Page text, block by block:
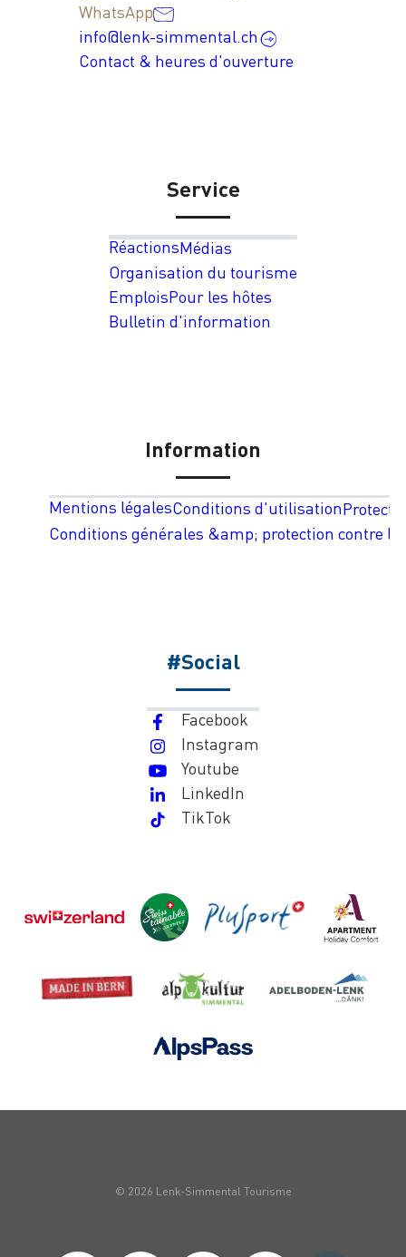
WhatsApp
info@lenk-simmental.ch
Contact & heures d'ouverture
Service
RéactionsMédias
Organisation du tourisme
EmploisPour les hôtes
Bulletin d'information
Information
Mentions légalesConditions d'utilisation
Conditions générales &amp; protection contre
#Social
Facebook
Instagram
Youtube
LinkedIn
TikTok
© 2026 Lenk-Simmental Tourisme